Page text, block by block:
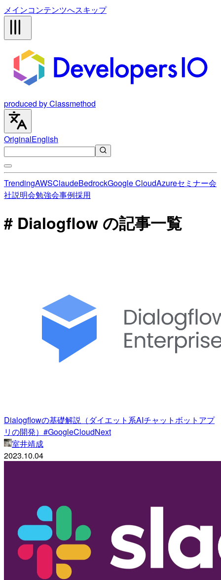
メインコンテンツへスキップ
produced by Classmethod
OriginalEnglish
TrendingAWSClaudeBedrockGoogle CloudAzureセミナー会
社説明会勉強会事例採用
# Dialogflow の記事一覧
Dialogflowの基礎解説（ダイエット系AIチャットボットアプ
リの開発）#GoogleCloudNext
室井靖成
2023.10.04